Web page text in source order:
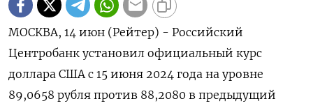
МОСКВА, 14 июн (Рейтер) - Российский
Центробанк установил официальный курс
доллара США с 15 июня 2024 года на уровне
89,0658 рубля против 88,2080 в предыдущий